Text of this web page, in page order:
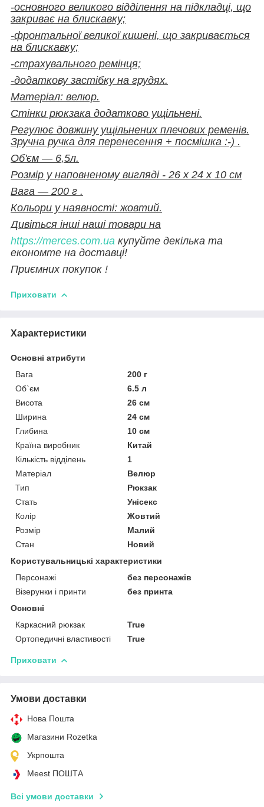
-основного великого відділення на підкладці, що
закриває на блискавку;
-фронтальної великої кишені, що закривається
на блискавку;
-страхувального ремінця;
-додаткову застібку на грудях.
Матеріал: велюр.
Стінки рюкзака додатково ущільнені.
Регулює довжину ущільнених плечових ременів.
Зручна ручка для перенесення + посмішка :-) .
Об'єм ― 6,5л.
Розмір у наповненому вигляді - 26 х 24 х 10 см
Вага ― 200 г .
Кольори у наявності: жовтий.
Дивіться інші наші товари на
https://merces.com.ua купуйте декілька та
економте на доставці!
Приємних покупок !
Приховати
Характеристики
Основні атрибути
Вага
200 г
Об`єм
6.5 л
Висота
26 см
Ширина
24 см
Глибина
10 см
Країна виробник
Китай
Кількість відділень
1
Матеріал
Велюр
Тип
Рюкзак
Стать
Унісекс
Колір
Жовтий
Розмір
Малий
Стан
Новий
Користувальницькі характеристики
Персонажі
без персонажів
Візерунки і принти
без принта
Основні
Каркасний рюкзак
True
Ортопедичні властивості
True
Приховати
Умови доставки
Нова Пошта
Магазини Rozetka
Укрпошта
Meest ПОШТА
Всі умови доставки